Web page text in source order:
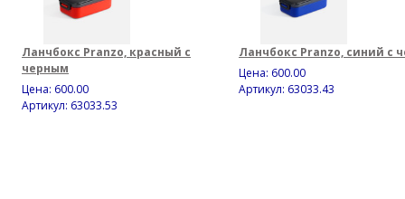
Ланчбокс Pranzo, красный с
черным
Цена: 600.00
Артикул: 63033.53
Ланчбокс Pranzo, синий с
Цена: 600.00
Артикул: 63033.43